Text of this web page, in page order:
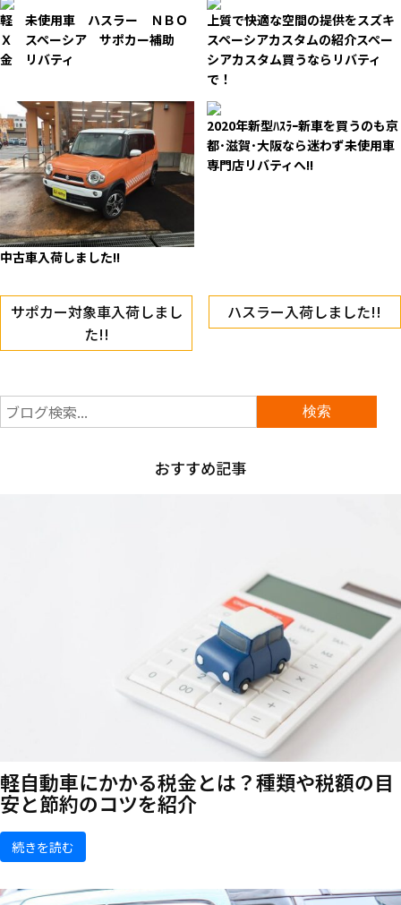
軽 未使用車 ハスラー ＮＢＯ
Ｘ スペーシア サポカー補助
金 リバティ
上質で快適な空間の提供をスズキ
スペーシアカスタムの紹介スペー
シアカスタム買うならリバティ
で！
中古車入荷しました!!
2020年新型ﾊｽﾗｰ新車を買うのも京
都･滋賀･大阪なら迷わず未使用車
専門店リバティへ!!
サポカー対象車入荷しまし
た!!
ハスラー入荷しました!!
おすすめ記事
軽自動車にかかる税金とは？種類や税額の目
安と節約のコツを紹介
続きを読む